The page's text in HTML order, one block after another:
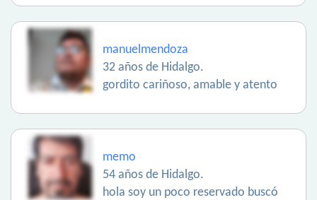
manuelmendoza
32 años de Hidalgo.
gordito cariñoso, amable y atento
memo
54 años de Hidalgo.
hola soy un poco reservado buscó